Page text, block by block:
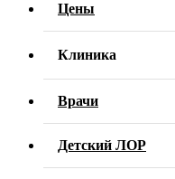
Цены
Клиника
Врачи
Детский ЛОР